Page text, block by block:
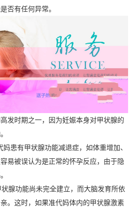
否有任何异常。
发时期之一，因为妊娠本身对甲状腺的
患有甲状腺功能减退症，如体重增加、
易被误认为是正常的怀孕反应，由于隐
腺功能尚未完全建立，而大脑发育所依
。这时，如果准代妈体内的甲状腺激素